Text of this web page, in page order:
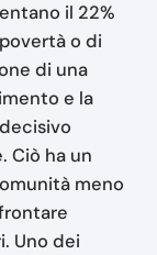
il 22%
o di
di una
e la
Ciò ha un
meno
Uno dei